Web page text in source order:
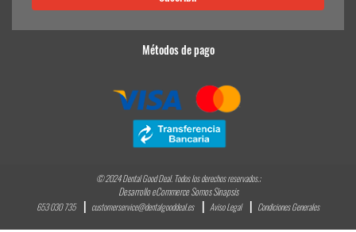
Métodos de pago
© 2024 Dental Good Deal. Todos los derechos reservados.;
Desarrollo eCommerce Somos Sinapsis
653 030 735 customerservice@dentalgooddeal.es Aviso Legal Condiciones Generales